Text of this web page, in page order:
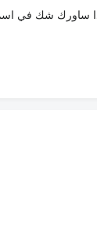
إذا ساورك شك في